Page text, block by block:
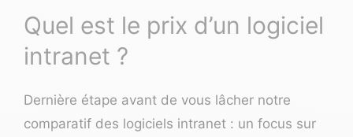
Quel est le prix d’un logiciel
intranet ?
Dernière étape avant de vous lâcher notre
comparatif des logiciels intranet : un focus sur